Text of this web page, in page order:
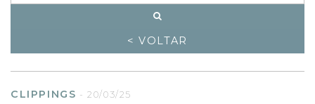
< VOLTAR
CLIPPINGS - 20/03/25